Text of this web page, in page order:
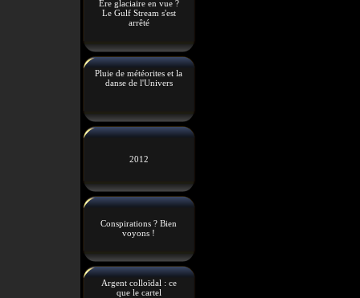
Ère glaciaire en vue ?
Le Gulf Stream s'est
arrêté
Pluie de météorites et la
danse de l'Univers
2012
Conspirations ? Bien
voyons !
Argent colloïdal : ce
que le cartel